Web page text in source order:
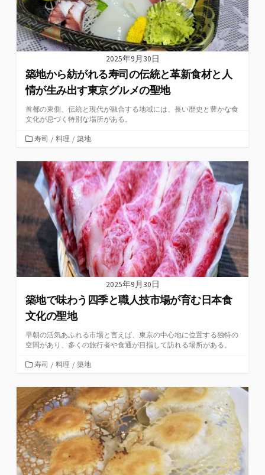
2025年9月30日
築地から紡がれる寿司の伝統と革新食材と人
情が生み出す東京グルメの聖地
首都の東側、伝統と現代が融合する地域には、長い歴史と豊かな食
文化が息づく特別な場所がある。
カ
ゴ
ー
寿司 / 料理 / 築地
2025年9月30日
築地で味わう四季と職人技市場が育む日本食
文化の聖地
早朝の活気あふれる市場と言えば、東京の中心地に位置する独特の
空間があり、多くの旅行者や食通が目指して訪れる場所がある。
カ
ゴ
リ
ー
寿司 / 料理 / 築地